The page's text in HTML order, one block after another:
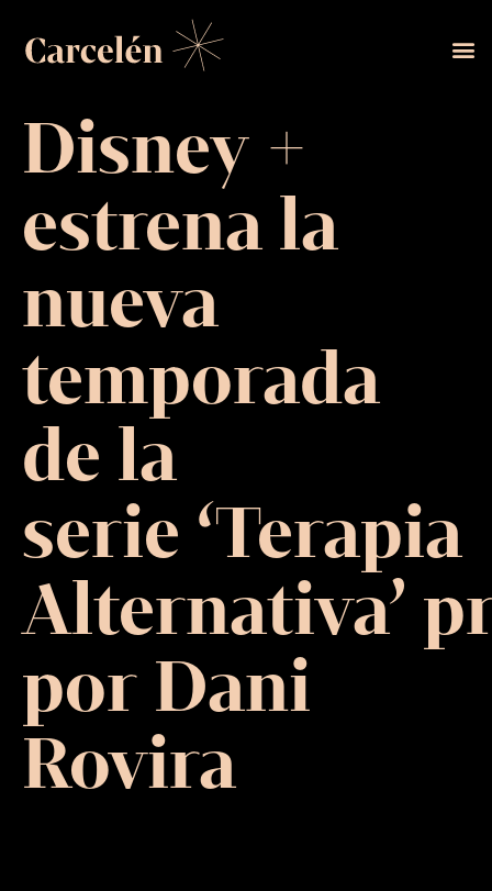
Disney +
estrena la
nueva
temporada
de la
serie ‘Terapia
Alternativa’
por Dani
Rovira